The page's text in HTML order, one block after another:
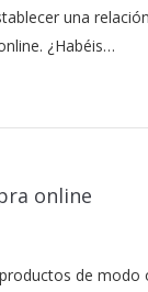
una
¿Habéis…
online
de modo